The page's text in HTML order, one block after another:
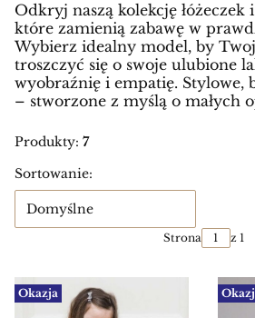
Odkryj naszą kolekcję łóżeczek
które zamienią zabawę w
Wybierz idealny model, by
troszczyć się o swoje ulubione
wyobraźnię i empatię. Stylowe,
– stworzone z myślą o małych
Produkty: 7
Lista produktów
Sortowanie:
Domyślne
Strona z 1
Okazja